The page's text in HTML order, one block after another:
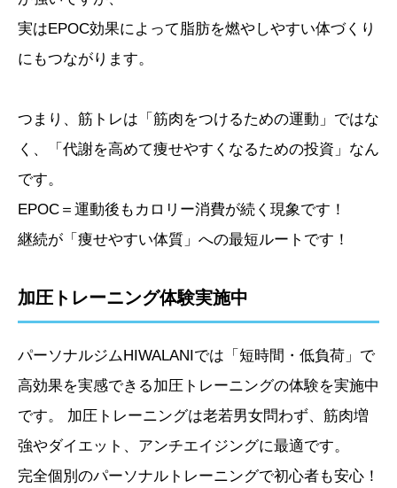
実はEPOC効果によって脂肪を燃やしやすい体づくり
にもつながります。
つまり、筋トレは「筋肉をつけるための運動」ではな
く、「代謝を高めて痩せやすくなるための投資」なん
です。
EPOC＝運動後もカロリー消費が続く現象です！
継続が「痩せやすい体質」への最短ルートです！
加圧トレーニング体験実施中
パーソナルジムHIWALANIでは「短時間・低負荷」で
高効果を実感できる加圧トレーニングの体験を実施中
です。 加圧トレーニングは老若男女問わず、筋肉増
強やダイエット、アンチエイジングに最適です。
完全個別のパーソナルトレーニングで初心者も安心！